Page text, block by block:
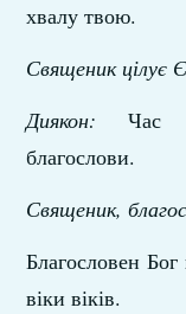
хвалу твою.
Священик цілує
Диякон: Час
благослови.
Священик,
Благословен
віки віків.